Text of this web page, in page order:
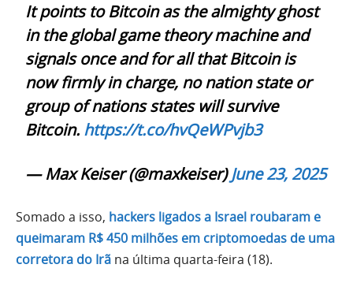
It points to Bitcoin as the almighty ghost
in the global game theory machine and
signals once and for all that Bitcoin is
now firmly in charge, no nation state or
group of nations states will survive
Bitcoin. https://t.co/hvQeWPvjb3
— Max Keiser (@maxkeiser)June 23, 2025
Somado a isso, hackers ligados a Israel roubaram e
queimaram R$ 450 milhões em criptomoedas de uma
corretora do Irã na última quarta-feira (18).